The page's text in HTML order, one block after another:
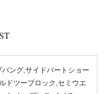
ング,サイドパートショー
ドツーブロック,セミウエ